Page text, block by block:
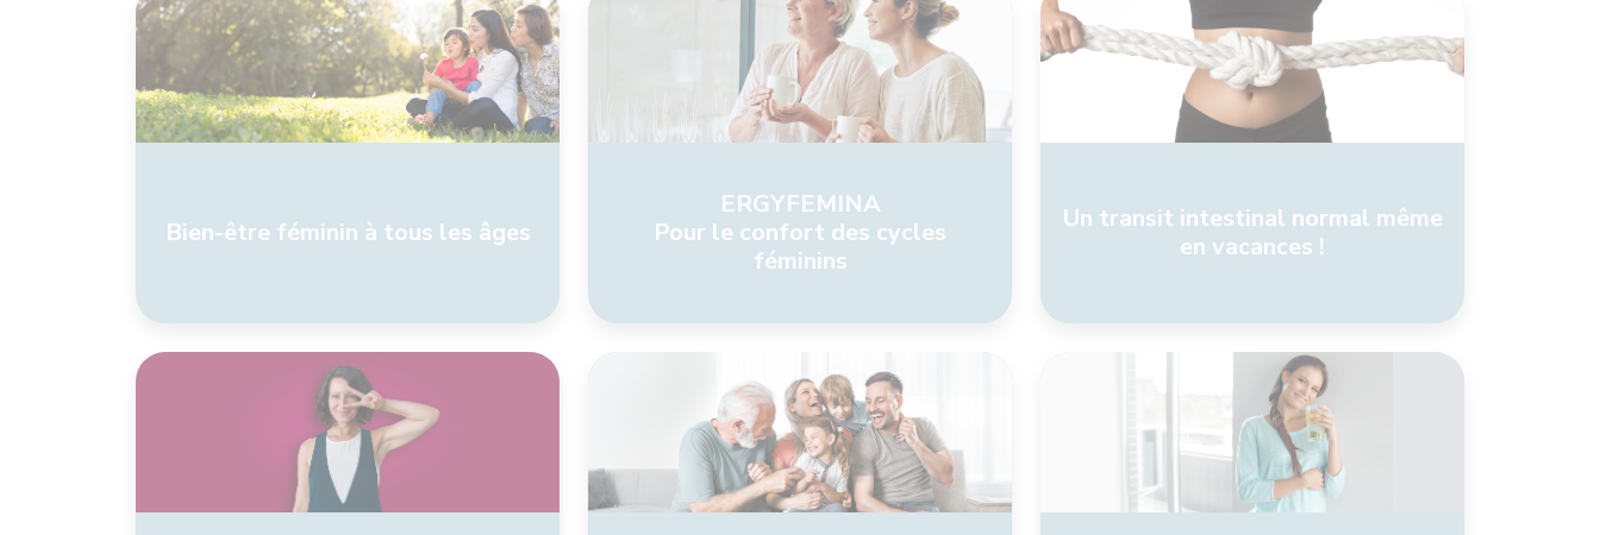
Bien-être féminin à tous les âges
ERGYFEMINA
Pour le confort des cycles
féminins
Un transit intestinal normal même
en vacances !